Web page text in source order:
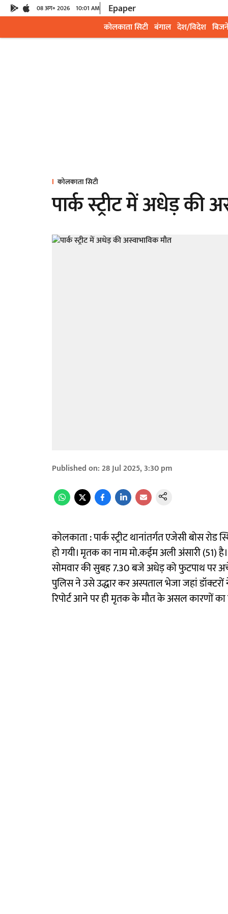
08 अग॰ 2026 10:01 AM Epaper
कोलकाता सिटी बंगाल देश/विदेश
कोलकाता सिटी
पार्क स्ट्रीट में अधेड़ की
Published on:28 Jul 2025, 3:30 pm
कोलकाता : पार्क स्ट्रीट थानांतर्गत एजेसी बोस
हो गयी। मृतक का नाम मो.कईम अली अंसारी (51)
सोमवार की सुबह 7.30 बजे अधेड़ को फुटपाथ पर
पुलिस ने उसे उद्धार कर अस्पताल भेजा जहां
रिपोर्ट आने पर ही मृतक के मौत के असल कारणों